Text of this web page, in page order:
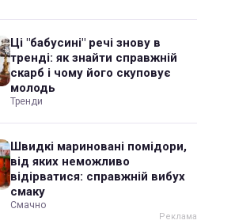
Ці "бабусині" речі знову в
тренді: як знайти справжній
скарб і чому його скуповує
молодь
Тренди
Швидкі мариновані помідори,
від яких неможливо
відірватися: справжній вибух
смаку
Смачно